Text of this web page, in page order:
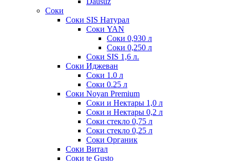
Соки
Соки SIS Натурал
Соки YAN
Соки 0,930 л
Соки 0,250 л
Соки SIS 1,6 л.
Соки Иджеван
Соки 1.0 л
Соки 0.25 л
Соки Noyan Premium
Соки и Нектары 1,0 л
Соки и Нектары 0,2 л
Соки стекло 0,75 л
Соки стекло 0,25 л
Соки Органик
Соки Витал
Соки te Gusto